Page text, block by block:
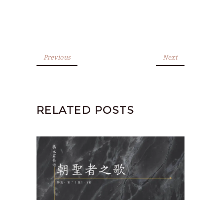
Previous Next
RELATED POSTS